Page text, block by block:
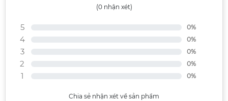
(0 nhận xét)
5 0%
4 0%
3 0%
2 0%
1 0%
Chia sẻ nhận xét về sản phẩm